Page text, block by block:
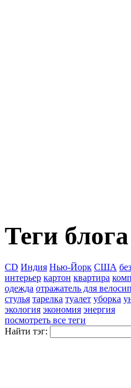
Теги блога
CD Индия Нью-Йорк США
интерьер картон квартира
одежда отражатель для
стулья тарелка туалет уборка
экология экономия энергия
посмотреть все теги
Найти тэг: